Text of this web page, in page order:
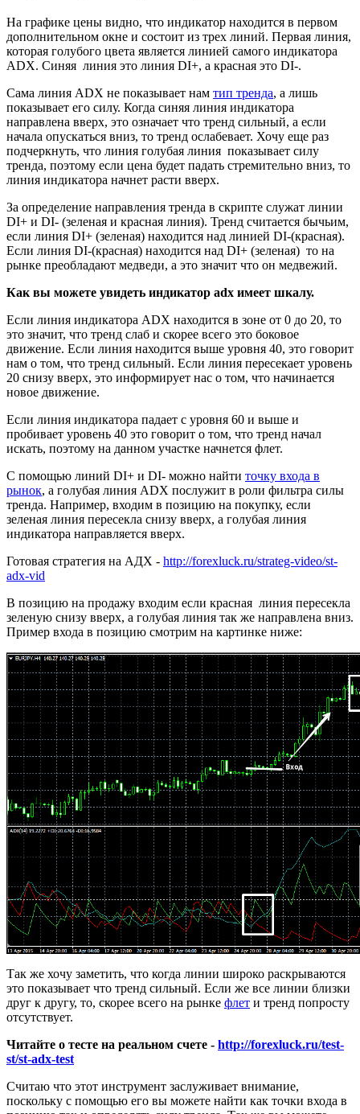
На графике цены видно, что индикатор находится в первом
дополнительном окне и состоит из трех линий. Первая линия,
которая голубого цвета является линией самого индикатора
ADX. Синяя линия это линия DI+, а красная это DI-.
Сама линия ADX не показывает нам тип тренда, а лишь
показывает его силу. Когда синяя линия индикатора
направлена вверх, это означает что тренд сильный, а если
начала опускаться вниз, то тренд ослабевает. Хочу еще раз
подчеркнуть, что линия голубая линия показывает силу
тренда, поэтому если цена будет падать стремительно вниз, то
линия индикатора начнет расти вверх.
За определение направления тренда в скрипте служат линии
DI+ и DI- (зеленая и красная линия). Тренд считается бычьим,
если линия DI+ (зеленая) находится над линией DI-(красная).
Если линия DI-(красная) находится над DI+ (зеленая) то на
рынке преобладают медведи, а это значит что он медвежий.
Как вы можете увидеть индикатор adx имеет шкалу.
Если линия индикатора ADX находится в зоне от 0 до 20, то
это значит, что тренд слаб и скорее всего это боковое
движение. Если линия находится выше уровня 40, это говорит
нам о том, что тренд сильный. Если линия пересекает уровень
20 снизу вверх, это информирует нас о том, что начинается
новое движение.
Если линия индикатора падает с уровня 60 и выше и
пробивает уровень 40 это говорит о том, что тренд начал
искать, поэтому на данном участке начнется флет.
С помощью линий DI+ и DI- можно найти точку входа в
рынок, а голубая линия ADX послужит в роли фильтра силы
тренда. Например, входим в позицию на покупку, если
зеленая линия пересекла снизу вверх, а голубая линия
индикатора направляется вверх.
Готовая стратегия на АДХ - http://forexluck.ru/strateg-video/st-
adx-vid
В позицию на продажу входим если красная линия пересекла
зеленую снизу вверх, а голубая линия так же направлена вниз.
Пример входа в позицию смотрим на картинке ниже:
Так же хочу заметить, что когда линии широко раскрываются
это показывает что тренд сильный. Если же все линии близки
друг к другу, то, скорее всего на рынке флет и тренд попросту
отсутствует.
Читайте о тесте на реальном счете - http://forexluck.ru/test-
st/st-adx-test
Считаю что этот инструмент заслуживает внимание,
поскольку с помощью его вы можете найти как точки входа в